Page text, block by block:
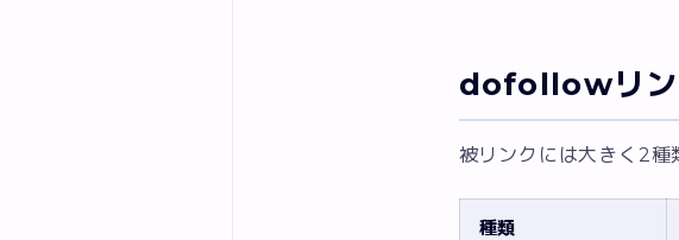
dofollowリン
被リンクには大きく2種
種類